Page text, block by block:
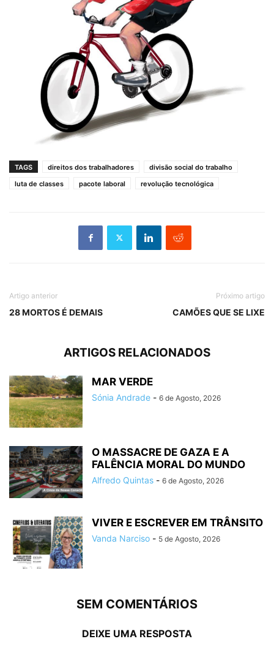
TAGS direitos dos trabalhadores
divisão social do trabalho
luta de classes
pacote laboral revolução tecnológica
Artigo anterior
28 MORTOS É DEMAIS
Próximo artigo
CAMÕES QUE SE LIXE
ARTIGOS RELACIONADOS
MAR VERDE
Sónia Andrade - 6 de Agosto, 2026
O MASSACRE DE GAZA E A
FALÊNCIA MORAL DO MUNDO
Alfredo Quintas - 6 de Agosto, 2026
VIVER E ESCREVER EM TRÂNSITO
Vanda Narciso - 5 de Agosto, 2026
SEM COMENTÁRIOS
DEIXE UMA RESPOSTA